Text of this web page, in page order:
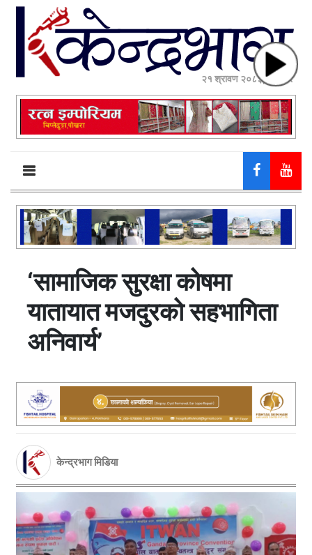
२१ श्रावण २०८३, बिहीबार
‘सामाजिक सुरक्षा कोषमा
यातायात मजदुरको सहभागिता
अनिवार्य’
केन्द्रभाग मिडिया